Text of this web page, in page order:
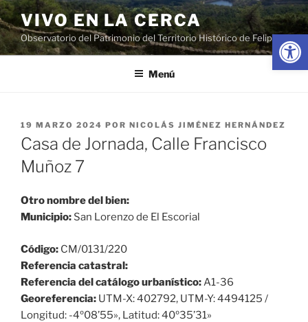
Abrir
Saltar
al
contenido
VIVO EN LA CERCA
Observatorio del Patrimonio del Territorio Histórico de Felipe II
Menú
PUBLICADO
EL
19 MARZO 2024 POR NICOLÁS JIMÉNEZ HERNÁNDEZ
Casa de Jornada, Calle Francisco
Muñoz 7
Otro nombre del bien:
Municipio: San Lorenzo de El Escorial
Código: CM/0131/220
Referencia catastral:
Referencia del catálogo urbanístico:A1-36
Georeferencia: UTM-X: 402792, UTM-Y: 4494125 /
Longitud: -4º08’55», Latitud: 40º35’31»